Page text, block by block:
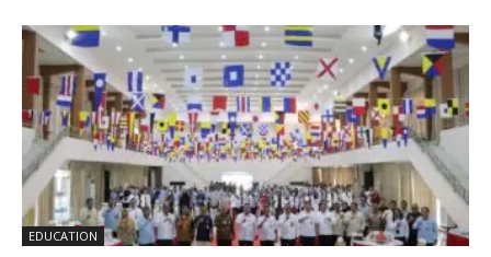
EDUCATION